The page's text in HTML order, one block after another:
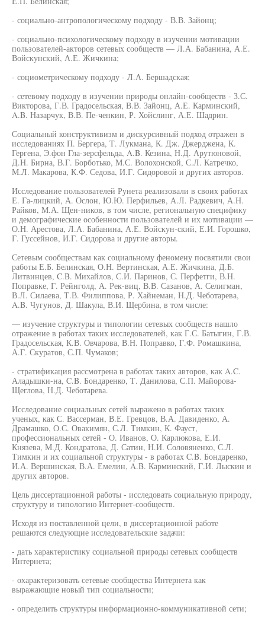
- социально-антропологическому подходу - В.В. Зайонц;
- социально-психологическому подходу в изучении мотивации
пользователей-акторов сетевых сообществ — Л.А. Бабанина, А.Е.
Войскунский, А.Е. Жичкина;
- социометрическому подходу - Л.А. Бершадская;
- сетевому подходу в изучении природы онлайн-сообществ - З.С.
Викторова, Г.В. Градосельская, В.В. Зайонц, А.Е. Карминский,
A.B. Назарчук, В.В. Пе-ченкин, Р. Хойслинг, А.Е. Шадрин.
Социальный конструктивизм и дискурсивный подход отражен в
исследованиях П. Бергера, Т. Лукмана, К. Дж. Джерджена, К.
Гергена, Э.фон Гла-зерсфельда, A.B. Кезина, Н.Д. Арутюновой,
Д.Н. Бирна, В.Г. Борботько, М.С. Волохонской, С.Л. Катречко,
М.Л. Макарова, К.Ф. Седова, И.Г. Сидоровой и других авторов.
Исследование пользователей Рунета реализовали в своих работах
Е. Га-лицкий, А. Ослон, Ю.Ю. Перфильев, А.Л. Радкевич, А.Н.
Райков, М.А. Щен-ников, в том числе, региональную специфику
и демографические особенности пользователей и их мотивации —
О.Н. Арестова, Л.А. Бабанина, А.Е. Войскун-ский, Е.И. Горошко,
Г. Гуссейнов, И.Г. Сидорова и другие авторы.
Сетевым сообществам как социальному феномену посвятили свои
работы Е.Б. Белинская, О.Н. Вертинская, А.Е. Жичкина, Д.Б.
Литвинцев, C.B. Михайлов, С.И. Паринов, С. Перфетги, В.Н.
Поправке, Г. Рейнголд, А. Рек-виц, В.В. Сазанов, А. Селигман,
В.Л. Силаева, Т.В. Филиппова, Р. Хайнеман, Н.Д. Чеботарева,
A.B. Чугунов, Д. Шакула, В.И. Щербина, в том числе:
— изучение структуры и типологии сетевых сообществ нашло
отражение в работах таких исследователей, как Г.С. Батыгин, Г.В.
Градосельская, К.В. Овчарова, В.Н. Поправко, Г.Ф. Ромашкина,
А.Г. Скуратов, С.П. Чумаков;
- стратификация рассмотрена в работах таких авторов, как A.C.
Аладышки-на, C.B. Бондаренко, Т. Данилова, С.П. Майорова-
Щеглова, Н.Д. Чеботарева.
Исследование социальных сетей выражено в работах таких
ученых, как С. Вассерман, В.Е. Гревцов, В.А. Давиденко, А.
Драмашко, О.С. Овакимян, С.Л. Тимкин, К. Фауст,
профессиональных сетей - О. Иванов, О. Карлюкова, Е.И.
Князева, М.Д. Кондратова, Д. Сатин, Н.И. Соловяненко, С.Л.
Тимкин и их социальной структуры - в работах C.B. Бондаренко,
И.А. Вершинская, В.А. Емелин, A.B. Карминский, Г.И. Лыскин и
других авторов.
Цель диссертационной работы - исследовать социальную природу,
структуру и типологию Интернет-сообществ.
Исходя из поставленной цели, в диссертационной работе
решаются следующие исследовательские задачи:
- дать характеристику социальной природы сетевых сообществ
Интернета;
- охарактеризовать сетевые сообщества Интернета как
выражающие новый тип социальности;
- определить структуры информационно-коммуникативной сети;